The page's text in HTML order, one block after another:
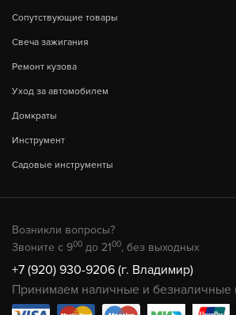
Сопутствующие товары
Свеча зажигания
Ремонт кузова
Уход за автомобилем
Домкраты
Инструмент
Садовые инструменты
Возникли вопросы?
Звоните с 900 до 2100, без выходных
+7 (920) 930-9206 (г. Владимир)
Принимаем наличные и безналичные